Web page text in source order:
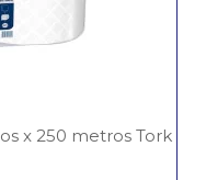
x 250 metros Tork